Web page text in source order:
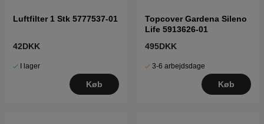
Luftfilter 1 Stk 5777537-01
42DKK
I lager
Køb
Topcover Gardena Sileno
Life 5913626-01
495DKK
3-6 arbejdsdage
Køb